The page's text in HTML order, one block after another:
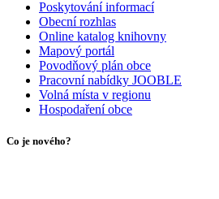
Poskytování informací
Obecní rozhlas
Online katalog knihovny
Mapový portál
Povodňový plán obce
Pracovní nabídky JOOBLE
Volná místa v regionu
Hospodaření obce
Co je nového?